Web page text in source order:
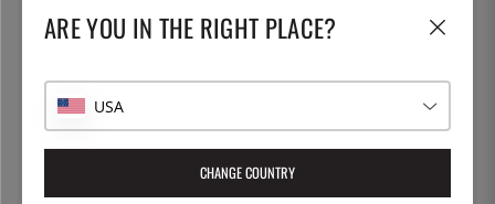
Highland - Lilien
8 €
Sable - Bonna
20 €
ARE YOU IN THE RIGHT PLACE?
USA
CHANGE COUNTRY